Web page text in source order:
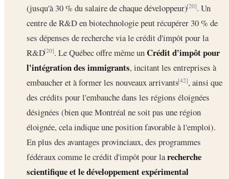
(jusqu'à 30 % du salaire de chaque développeur)[20]. Un
centre de R&D en biotechnologie peut récupérer 30 % de
ses dépenses de recherche via le crédit d'impôt pour la
R&D[20]. Le Québec offre même unCrédit d'impôt pour
l'intégration des immigrants, incitant les entreprises à
embaucher et à former les nouveaux arrivants[42], ainsi que
des crédits pour l'embauche dans les régions éloignées
désignées (bien que Montréal ne soit pas une région
éloignée, cela indique une position favorable à l'emploi).
En plus des avantages provinciaux, des programmes
fédéraux comme le crédit d'impôt pour larecherche
scientifique et le développement expérimental